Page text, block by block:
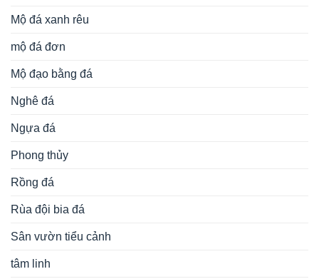
Mộ đá xanh rêu
mộ đá đơn
Mộ đạo bằng đá
Nghê đá
Ngựa đá
Phong thủy
Rồng đá
Rùa đội bia đá
Sân vườn tiểu cảnh
tâm linh